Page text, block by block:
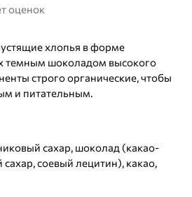
оценок
хлопья в форме
темным шоколадом высокого
строго органические, чтобы
и питательным.
сахар, шоколад (какао-
соевый лецитин), какао,